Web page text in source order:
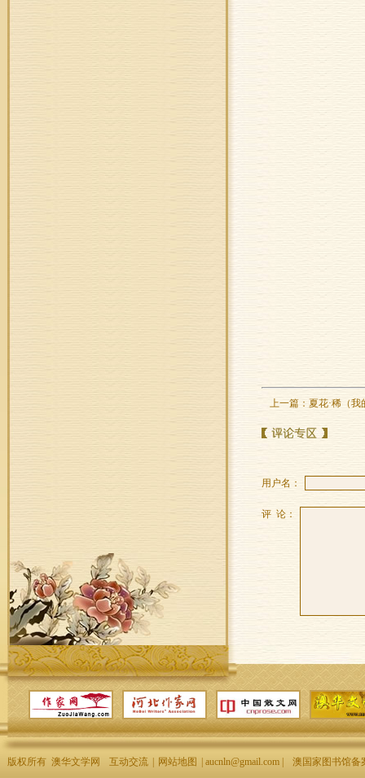
上一篇： 夏花·稀（我
用户名：
评 论：
版权所有 澳华文学网 互动交流 网站地图 | aucnln@gmail.com | 澳国家图书馆备